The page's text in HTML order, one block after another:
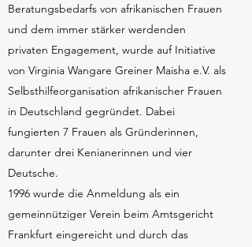
Beratungsbedarfs von afrikanischen Frauen
und dem immer stärker werdenden
privaten Engagement, wurde auf Initiative
von Virginia Wangare Greiner Maisha e.V. als
Selbsthilfeorganisation afrikanischer Frauen
in Deutschland gegründet. Dabei
fungierten 7 Frauen als Gründerinnen,
darunter drei Kenianerinnen und vier
Deutsche.
1996 wurde die Anmeldung als ein
gemeinnütziger Verein beim Amtsgericht
Frankfurt eingereicht und durch das